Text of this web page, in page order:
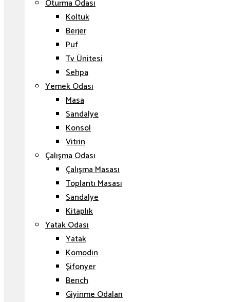
Oturma Odası
Koltuk
Berjer
Puf
Tv Ünitesi
Sehpa
Yemek Odası
Masa
Sandalye
Konsol
Vitrin
Çalışma Odası
Çalışma Masası
Toplantı Masası
Sandalye
Kitaplık
Yatak Odası
Yatak
Komodin
Şifonyer
Bench
Giyinme Odaları